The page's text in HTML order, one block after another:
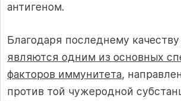
антигеном.
Благодаря последнему качеству
являются одним из основных
факторов иммунитета,
против той чужеродной